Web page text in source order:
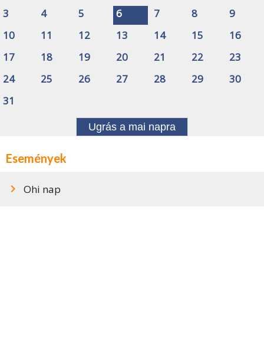
3
4 5 6 7 8
9
10
11 12 13 14 15
16
17
18 19 20 21 22
23
24
25 26 27 28 29
30
31
Ugrás a mai napra
Események
Ohi nap